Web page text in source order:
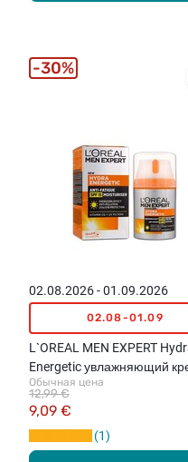
02.08.2026 - 01.09.2026
02.08-01.09
L`OREAL MEN EXPERT
Energetic увлажняющий
SPF15, 50мл
Обычная цена
9,09 €
12,99 €
1
30%